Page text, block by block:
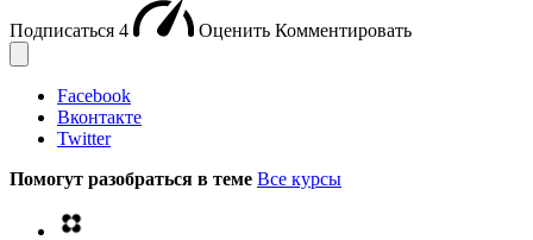
Подписаться 4 Оценить Комментировать
Facebook
Вконтакте
Twitter
Помогут разобраться в теме Все курсы